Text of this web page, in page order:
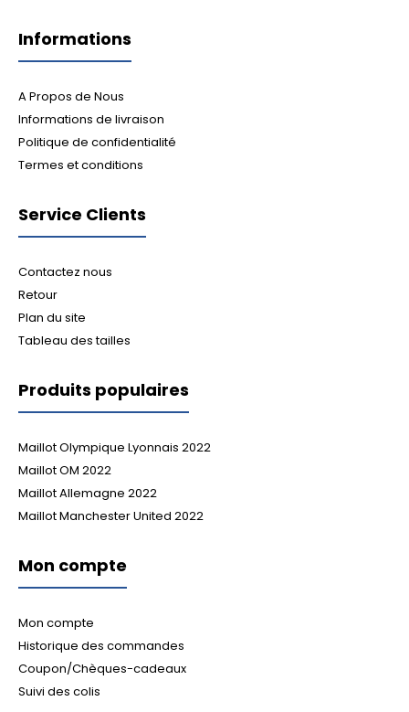
Informations
A Propos de Nous
Informations de livraison
Politique de confidentialité
Termes et conditions
Service Clients
Contactez nous
Retour
Plan du site
Tableau des tailles
Produits populaires
Maillot Olympique Lyonnais 2022
Maillot OM 2022
Maillot Allemagne 2022
Maillot Manchester United 2022
Mon compte
Mon compte
Historique des commandes
Coupon/Chèques-cadeaux
Suivi des colis